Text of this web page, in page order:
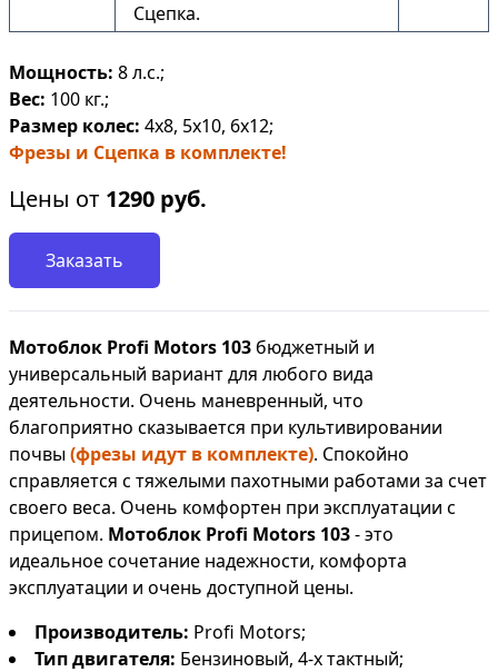
Сцепка.
Мощность: 8 л.с.;
Вес: 100 кг.;
Размер колес: 4х8, 5х10, 6х12;
Фрезы и Сцепка в комплекте!
Цены от 1290 руб.
Заказать
Мотоблок Profi Motors 103 бюджетный и
универсальный вариант для любого вида
деятельности. Очень маневренный, что
благоприятно сказывается при культивировании
почвы(фрезы идут в комплекте). Спокойно
справляется с тяжелыми пахотными работами за счет
своего веса. Очень комфортен при эксплуатации с
прицепом. Мотоблок Profi Motors 103- это
идеальное сочетание надежности, комфорта
эксплуатации и очень доступной цены.
Производитель: Profi Motors;
Тип двигателя: Бензиновый, 4-х тактный;